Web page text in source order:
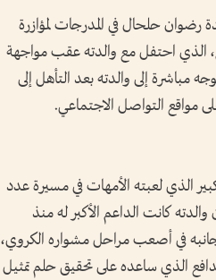
رضوان حلحال في المدرجات لمؤازرة
الذي احتفل مع والدته عقب مواجهة
مباشرة إلى والدته بعد التأهل إلى
الذي لعبته الأمهات في مسيرة عدد
كانت الداعم الأكبر له منذ
في أصعب مراحل مشواره الكروي،
الذي ساعده على تحقيق حلم تمثيل